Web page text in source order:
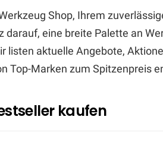
Shop, Ihrem
darauf, eine breite Palette an
listen aktuelle Angebote,
Top-Marken zum Spitzenpreis
kaufen